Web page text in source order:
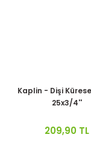
Kaplin - Dişi
25x3/4''
209,90 TL